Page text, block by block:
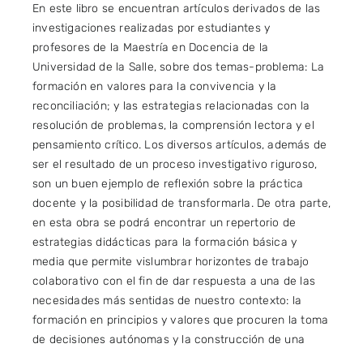
En este libro se encuentran artículos derivados de las
investigaciones realizadas por estudiantes y
profesores de la Maestría en Docencia de la
Universidad de la Salle, sobre dos temas-problema: La
formación en valores para la convivencia y la
reconciliación; y las estrategias relacionadas con la
resolución de problemas, la comprensión lectora y el
pensamiento crítico. Los diversos artículos, además de
ser el resultado de un proceso investigativo riguroso,
son un buen ejemplo de reflexión sobre la práctica
docente y la posibilidad de transformarla. De otra parte,
en esta obra se podrá encontrar un repertorio de
estrategias didácticas para la formación básica y
media que permite vislumbrar horizontes de trabajo
colaborativo con el fin de dar respuesta a una de las
necesidades más sentidas de nuestro contexto: la
formación en principios y valores que procuren la toma
de decisiones autónomas y la construcción de una